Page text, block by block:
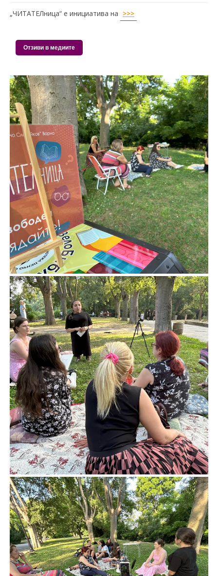
„ЧИТАТЕЛница“ е инициатива на >>>
Отзиви в медиите